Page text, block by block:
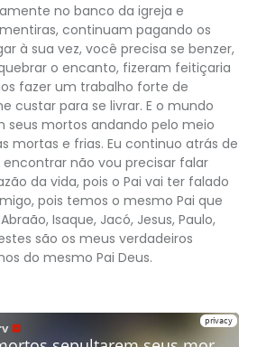
no banco da igreja e
continuam pagando os
à sua vez, você precisa se benzer,
o encanto, fizeram feitiçaria
fazer um trabalho forte de
custar para se livrar. E o mundo
mortos andando pelo meio
mortas e frias. Eu continuo atrás de
não vou precisar falar
da vida, pois o Pai vai ter falado
pois temos o mesmo Pai que
Isaque, Jacó, Jesus, Paulo,
são os meus verdadeiros
do mesmo Pai Deus.